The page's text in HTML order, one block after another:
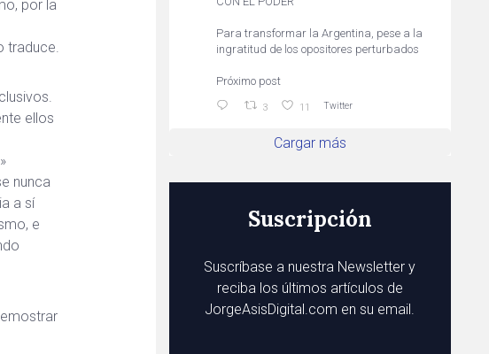
por la
traduce.
ellos
nunca
a sí
e
Para transformar la Argentina, pese a la
ingratitud de los opositores perturbados
Próximo post
3 11 Twitter
Cargar más
Suscripción
Suscríbase a nuestra Newsletter y
reciba los últimos artículos de
JorgeAsisDigital.com en su email.